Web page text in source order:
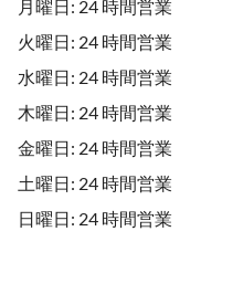
月曜日: 24 時間営業
火曜日: 24 時間営業
水曜日: 24 時間営業
木曜日: 24 時間営業
金曜日: 24 時間営業
土曜日: 24 時間営業
日曜日: 24 時間営業